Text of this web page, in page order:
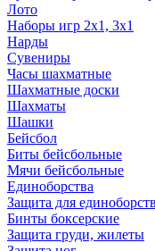
Лото
Наборы игр 2х1, 3х1
Нарды
Сувениры
Часы шахматные
Шахматные доски
Шахматы
Шашки
Бейсбол
Биты бейсбольные
Мячи бейсбольные
Единоборства
Защита для единоборств
Бинты боксерские
Защита груди, жилеты